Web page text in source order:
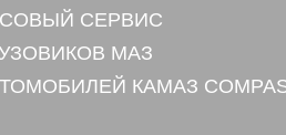
СЕРВИС
МАЗ
КАМАЗ